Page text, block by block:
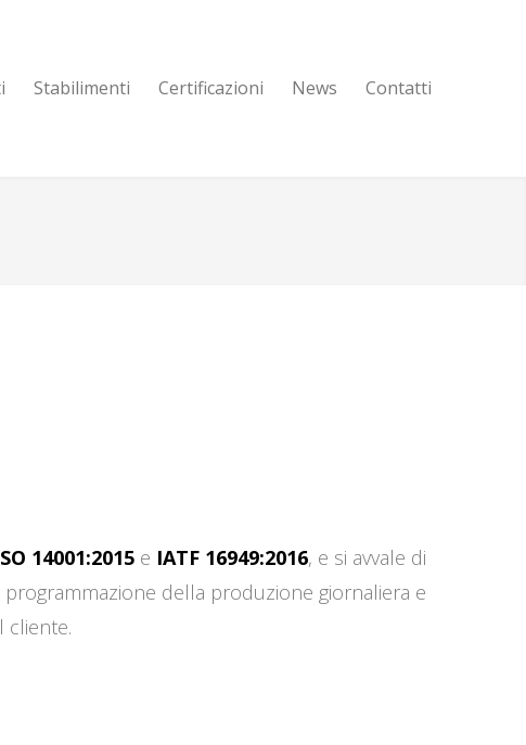
Stabilimenti Certificazioni News Contatti
14001:2015 e IATF 16949:2016, e si avvale di
della produzione giornaliera e
cliente.